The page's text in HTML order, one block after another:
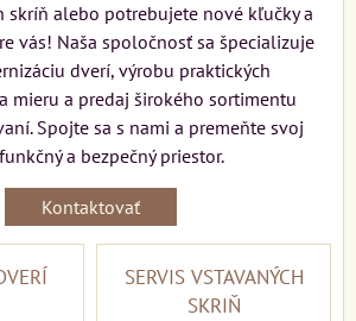
skríň alebo potrebujete nové kľučky a
vás! Naša spoločnosť sa špecializuje
dverí, výrobu praktických
mieru a predaj širokého sortimentu
Spojte sa s nami a premeňte svoj
a bezpečný priestor.
Kontaktovať
SERVIS VSTAVANÝCH
SKRIŇ